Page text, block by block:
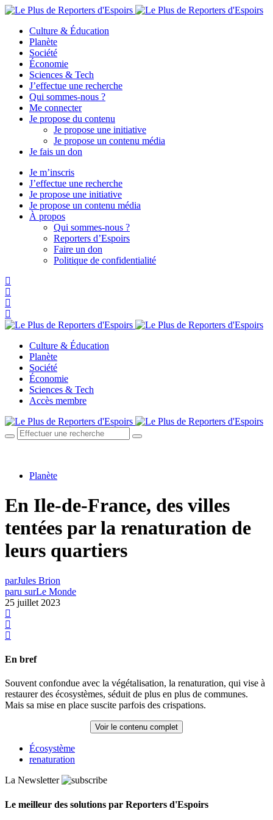
Culture & Éducation
Planète
Société
Économie
Sciences & Tech
J’effectue une recherche
Qui sommes-nous ?
Me connecter
Je propose du contenu
Je propose une initiative
Je propose un contenu média
Je fais un don
Je m’inscris
J’effectue une recherche
Je propose une initiative
Je propose un contenu média
À propos
Qui sommes-nous ?
Reporters d’Espoirs
Faire un don
Politique de confidentialité
Culture & Éducation
Planète
Société
Économie
Sciences & Tech
Accès membre
Planète
En Ile-de-France, des villes
tentées par la renaturation de
leurs quartiers
parJules Brion
paru surLe Monde
25 juillet 2023
En bref
Souvent confondue avec la végétalisation, la renaturation, qui vise à
restaurer des écosystèmes, séduit de plus en plus de communes.
Mais sa mise en place suscite parfois des crispations.
Voir le contenu complet
Écosystème
renaturation
La Newsletter
Le meilleur des solutions par Reporters d'Espoirs